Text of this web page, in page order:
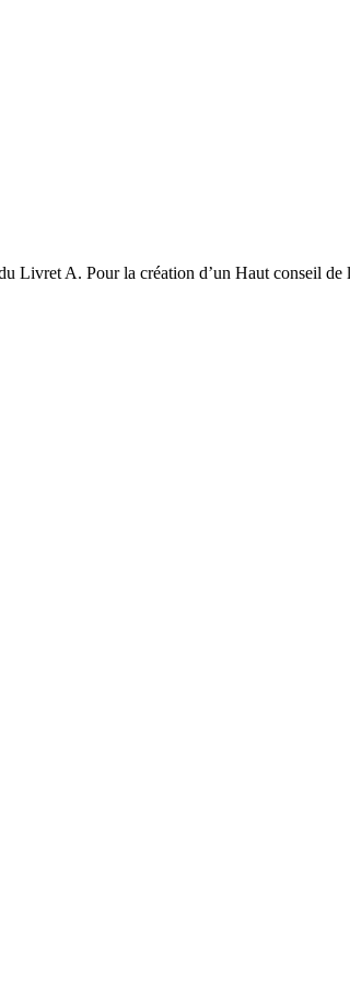
Livret A. Pour la création d’un Haut conseil de